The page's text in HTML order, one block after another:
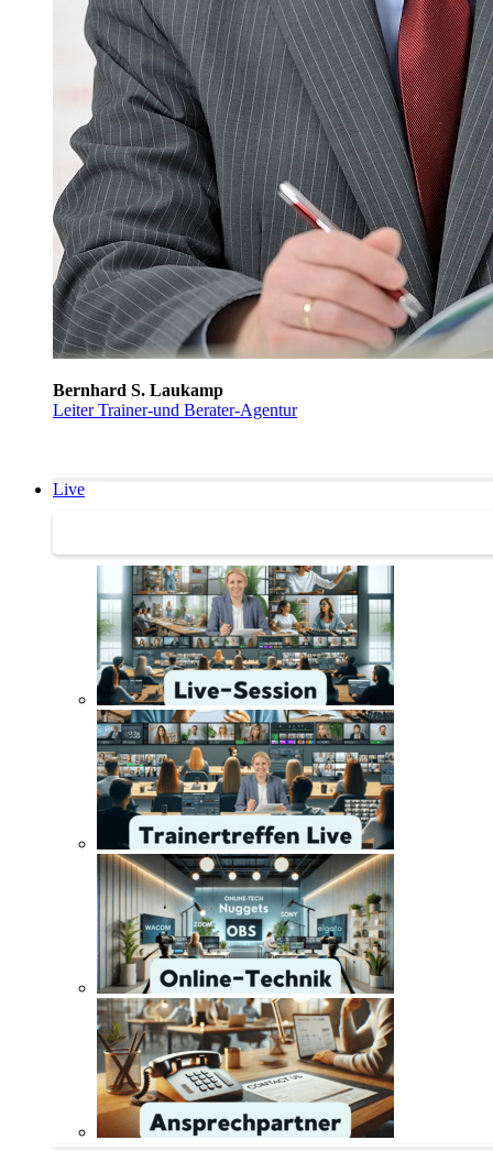
Bernhard S. Laukamp
Leiter Trainer-und Berater-Agentur
Live